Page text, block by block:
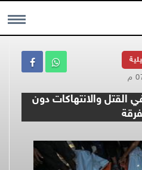
MENU
القتل والانتهاكات دون